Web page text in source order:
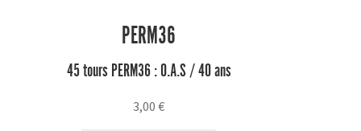
PERM36
45 tours PERM36 : O.A.S / 40 ans
3,00€